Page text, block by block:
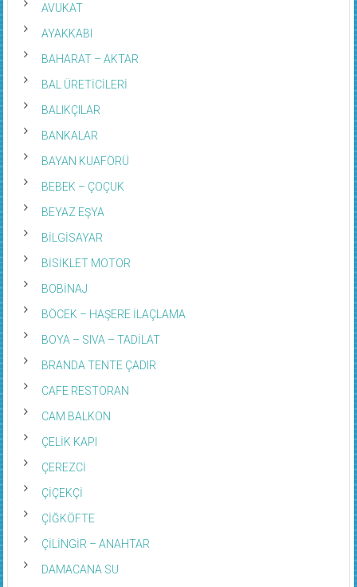
AVUKAT
AYAKKABI
BAHARAT – AKTAR
BAL ÜRETİCİLERİ
BALIKÇILAR
BANKALAR
BAYAN KUAFÖRÜ
BEBEK – ÇOÇUK
BEYAZ EŞYA
BİLGİSAYAR
BİSİKLET MOTOR
BOBİNAJ
BÖCEK – HAŞERE İLAÇLAMA
BOYA – SIVA – TADİLAT
BRANDA TENTE ÇADIR
CAFE RESTORAN
CAM BALKON
ÇELİK KAPI
ÇEREZCİ
ÇİÇEKÇİ
ÇİĞKÖFTE
ÇİLİNGİR – ANAHTAR
DAMACANA SU